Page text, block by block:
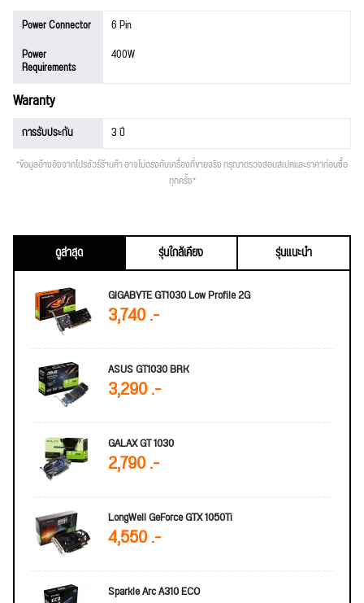
Power Connector
6 Pin
Power
Requirements
400W
Waranty
การรับประกัน 3 ปี
*ข้อมูลอ้างอิงจากโปรชัวร์ร้านค้า อาจไม่ตรงกับเครื่องที่ขายจริง กรุณาตรวจสอบสเปคและราคาก่อนซื้อ
ทุกครั้ง*
ดูล่าสุด รุ่นใกล้เคียง
รุ่นแนะนำ
GIGABYTE GT1030 Low Profile 2G
3,740 .-
ASUS GT1030 BRK
3,290 .-
GALAX GT 1030
2,790 .-
LongWell GeForce GTX 1050Ti
4,550 .-
Sparkle Arc A310 ECO